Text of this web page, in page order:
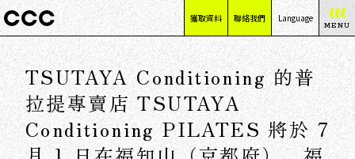
獲取資料 聯絡我們 Language
日本語
English
简体中文
繁體中文
MENU
TSUTAYA Conditioning 的普
拉提專賣店 TSUTAYA
Conditioning PILATES 將於 7